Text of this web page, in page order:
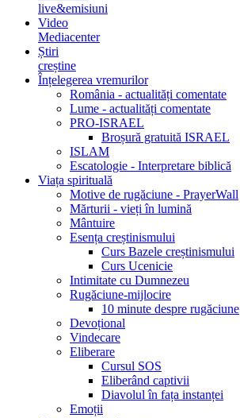
live&emisiuni
Video
Mediacenter
Știri
creștine
Înțelegerea vremurilor
România - actualități comentate
Lume - actualități comentate
PRO-ISRAEL
Broșură gratuită ISRAEL
ISLAM
Escatologie - Interpretare biblică
Viața spirituală
Motive de rugăciune - PrayerWall
Mărturii - vieți în lumină
Mântuire
Esența creștinismului
Curs Bazele creștinismului
Curs Ucenicie
Intimitate cu Dumnezeu
Rugăciune-mijlocire
10 minute despre rugăciune
Devoțional
Vindecare
Eliberare
Cursul SOS
Eliberând captivii
Diavolul în fața instanței
Emoții